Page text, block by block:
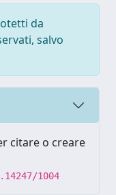
da
salvo
citare o creare
1004